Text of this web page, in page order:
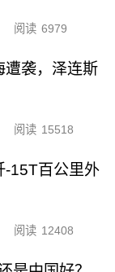
阅读 6979
遭袭，泽连斯
阅读 15518
-15T百公里外
阅读 12408